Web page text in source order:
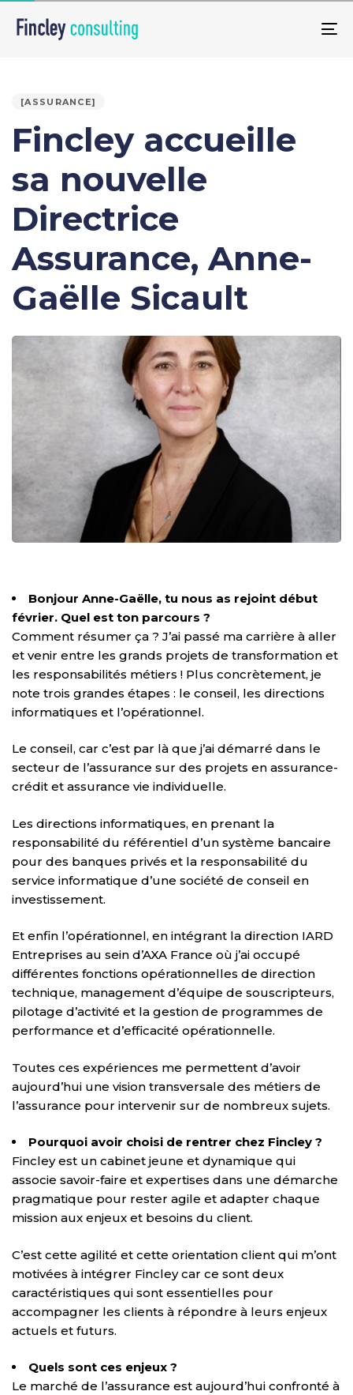
links
content
[ASSURANCE]
Fincley accueille
sa nouvelle
Directrice
Assurance, Anne-
Gaëlle Sicault
Bonjour Anne-Gaëlle, tu nous as rejoint début
février. Quel est ton parcours ?
Comment résumer ça ? J’ai passé ma carrière à aller
et venir entre les grands projets de transformation et
les responsabilités métiers ! Plus concrètement, je
note trois grandes étapes : le conseil, les directions
informatiques et l’opérationnel.
Le conseil, car c’est par là que j’ai démarré dans le
secteur de l’assurance sur des projets en assurance-
crédit et assurance vie individuelle.
Les directions informatiques, en prenant la
responsabilité du référentiel d’un système bancaire
pour des banques privés et la responsabilité du
service informatique d’une société de conseil en
investissement.
Et enfin l’opérationnel, en intégrant la direction IARD
Entreprises au sein d’AXA France où j’ai occupé
différentes fonctions opérationnelles de direction
technique, management d’équipe de souscripteurs,
pilotage d’activité et la gestion de programmes de
performance et d’efficacité opérationnelle.
Toutes ces expériences me permettent d’avoir
aujourd’hui une vision transversale des métiers de
l’assurance pour intervenir sur de nombreux sujets.
Pourquoi avoir choisi de rentrer chez Fincley ?
Fincley est un cabinet jeune et dynamique qui
associe savoir-faire et expertises dans une démarche
pragmatique pour rester agile et adapter chaque
mission aux enjeux et besoins du client.
C’est cette agilité et cette orientation client qui m’ont
motivées à intégrer Fincley car ce sont deux
caractéristiques qui sont essentielles pour
accompagner les clients à répondre à leurs enjeux
actuels et futurs.
Quels sont ces enjeux ?
Le marché de l’assurance est aujourd’hui confronté à